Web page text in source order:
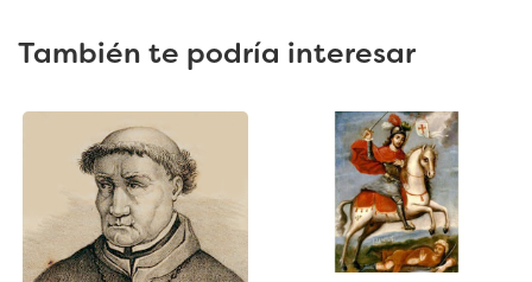
También te podría interesar